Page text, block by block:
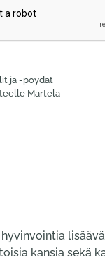
ja -pöydät
Martela
kansia sekä